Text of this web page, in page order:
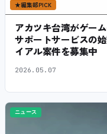
★編集部PICK
アカツキ台湾がゲー
サポートサービスの
イアル案件を募集中
2026.05.07
ニュース